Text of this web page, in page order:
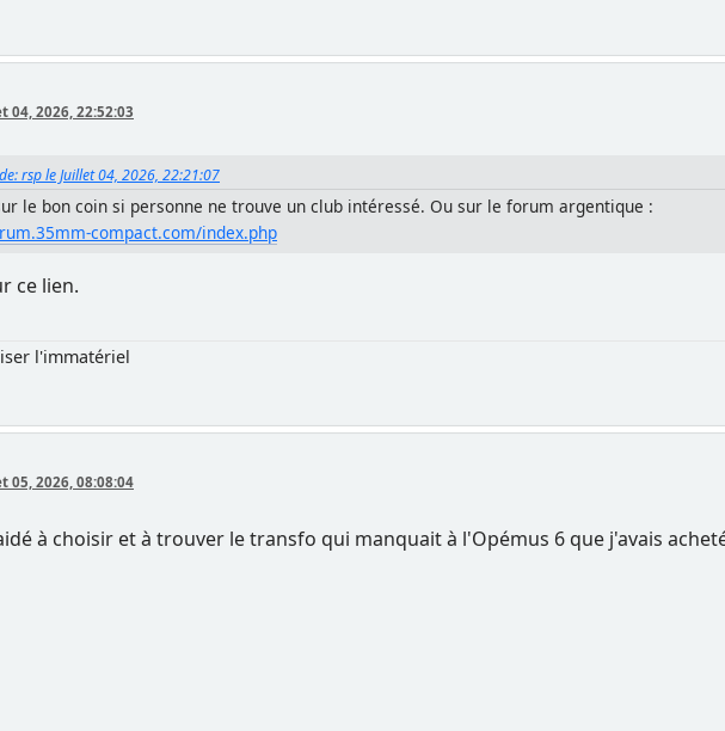
04, 2026, 22:52:03
rsp le Juillet 04, 2026, 22:21:07
le bon coin si personne ne trouve un club intéressé. Ou sur le forum argentique :
compact.com/index.php
ce lien.
l'immatériel
05, 2026, 08:08:04
à choisir et à trouver le transfo qui manquait à l'Opémus 6 que j'avais